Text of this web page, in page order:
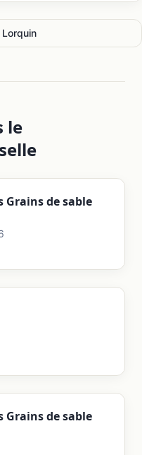
Lorquin
le
Grains de sable
Grains de sable